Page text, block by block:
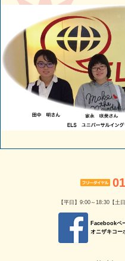
【平日】9:00～18:30【土
Facebookペ
オニザキコー